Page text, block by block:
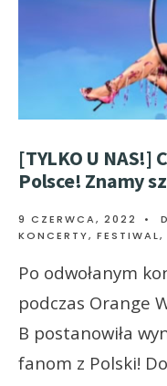
[TYLKO U NAS!]
Polsce! Znamy
9 CZERWCA, 2022 •
KONCERTY, FESTIWAL,
Po odwołanym
podczas Orange
B postanowiła
fanom z Polski!